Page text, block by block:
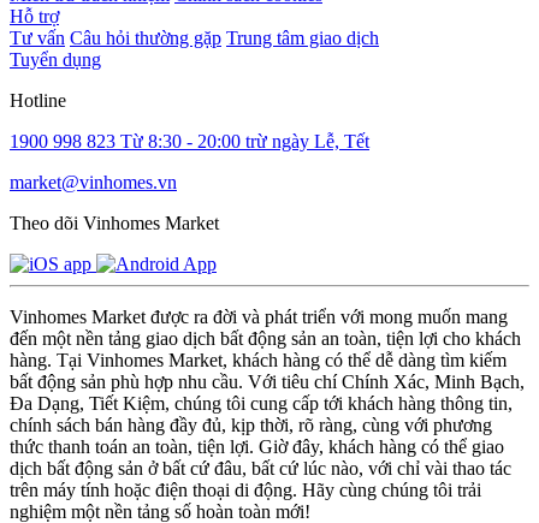
Hỗ trợ
Tư vấn Câu hỏi thường gặp Trung tâm giao dịch
Tuyển dụng
Hotline
1900 998 823 Từ 8:30 - 20:00 trừ ngày Lễ, Tết
market@vinhomes.vn
Theo dõi Vinhomes Market
Vinhomes Market được ra đời và phát triển với mong muốn mang
đến một nền tảng giao dịch bất động sản an toàn, tiện lợi cho khách
hàng. Tại Vinhomes Market, khách hàng có thể dễ dàng tìm kiếm
bất động sản phù hợp nhu cầu. Với tiêu chí Chính Xác, Minh Bạch,
Đa Dạng, Tiết Kiệm, chúng tôi cung cấp tới khách hàng thông tin,
chính sách bán hàng đầy đủ, kịp thời, rõ ràng, cùng với phương
thức thanh toán an toàn, tiện lợi. Giờ đây, khách hàng có thể giao
dịch bất động sản ở bất cứ đâu, bất cứ lúc nào, với chỉ vài thao tác
trên máy tính hoặc điện thoại di động. Hãy cùng chúng tôi trải
nghiệm một nền tảng số hoàn toàn mới!